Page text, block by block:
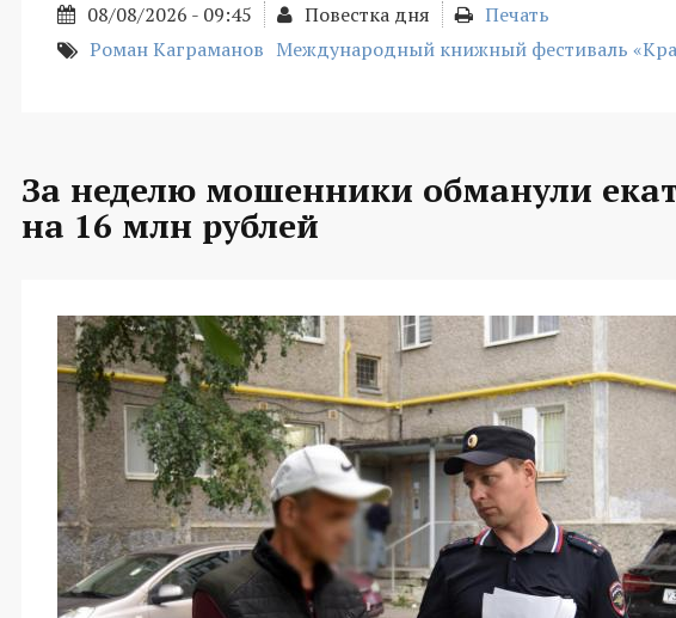
08/08/2026 - 09:45 Повестка дня
Печать
Роман Каграманов Международный книжный фестиваль
За неделю мошенники обманули
на 16 млн рублей